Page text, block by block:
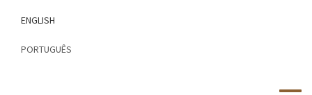
conteúdo
ENGLISH
PORTUGUÊS